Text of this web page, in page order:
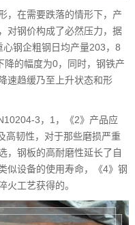
，在需要跌落的情形下，产
对钢价构成了必然压力，据
钢企粗钢日均产量203，8
降的幅度为0，同时，钢铁产
速趋缓乃至上升状态和形
3，1，《2》产品应
高韧性，对于那些磨损严重
，钢板的高耐磨性延长了自
似设备的使用寿命，《4》钢
火工艺获得的。